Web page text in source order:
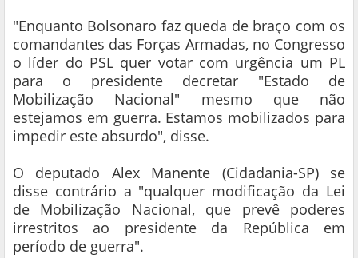
"Enquanto Bolsonaro faz queda de braço com os
comandantes das Forças Armadas, no Congresso
o líder do PSL quer votar com urgência um PL
para o presidente decretar "Estado de
Mobilização Nacional" mesmo que não
estejamos em guerra. Estamos mobilizados para
impedir este absurdo", disse.
O deputado Alex Manente (Cidadania-SP) se
disse contrário a "qualquer modificação da Lei
de Mobilização Nacional, que prevê poderes
irrestritos ao presidente da República em
período de guerra".